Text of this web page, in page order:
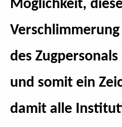
Möglichkeit,
des
und somit ein
damit alle